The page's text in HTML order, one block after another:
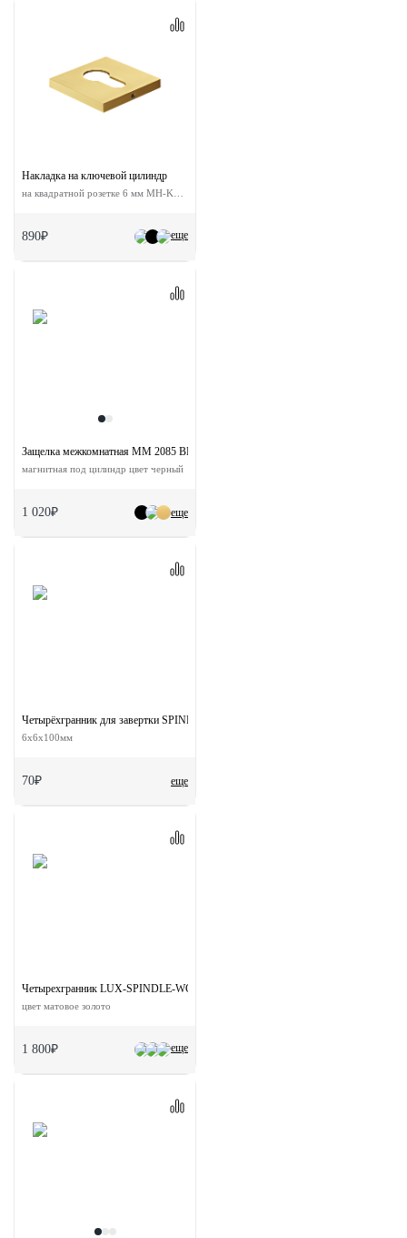
еще
Накладка на ключевой цилиндр
890₽
еще
Защелка межкомнатная MM 2085 BL с ответной планкой
магнитная под цилиндр цвет черный
1 020₽
еще
Четырёхгранник для завертки SPINDLE WC
6x6x100мм
70₽
еще
Четырехгранник LUX-SPINDLE-WC 110 OSA 110мм с кнопкой
цвет матовое золото
1 800₽